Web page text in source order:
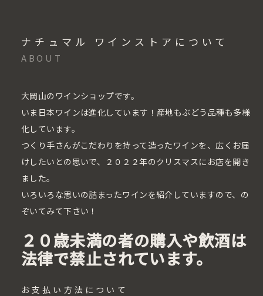
ナチュマル ワインストアについて
ABOUT
大岡山のワインショップです。
いま日本ワインは進化しています！産地もぶどう品種も多様
化しています。
つくり手さんがこだわりを持って造ったワインを、広くお届
けしたいとの思いで、２０２２年のクリスマスにお店を開き
ました。
いろいろな思いの詰まったワインを紹介していますので、の
ぞいてみて下さい！
２０歳未満の者の購入や飲酒は
法律で禁止されています。
お支払い方法について